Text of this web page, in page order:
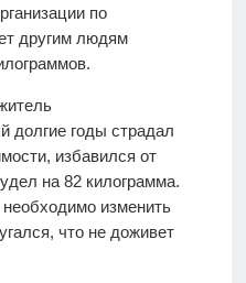
по
другим людям
долгие годы страдал
избавился от
на 82 килограмма.
изменить
что не доживет